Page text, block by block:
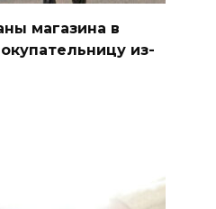
магазина в
из-